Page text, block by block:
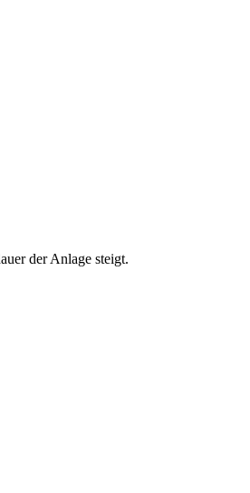
der Anlage steigt.